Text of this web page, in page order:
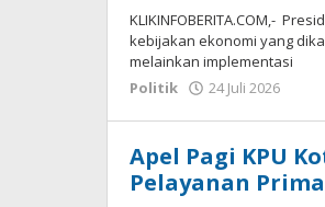
KLIKINFOBERITA.COM,-
kebijakan ekonomi yang
melainkan implementasi
Politik
24 Juli 2026
Apel Pagi KPU
Pelayanan